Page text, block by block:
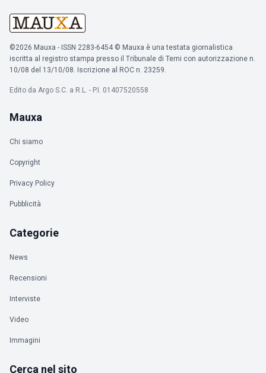
©2026 Mauxa - ISSN 2283-6454 © Mauxa è una testata giornalistica
iscritta al registro stampa presso il Tribunale di Terni con autorizzazione n.
10/08 del 13/10/08. Iscrizione al ROC n. 23259.
Edito da Argo S.C. a R.L. - P.I. 01407520558
Mauxa
Chi siamo
Copyright
Privacy Policy
Pubblicità
Categorie
News
Recensioni
Interviste
Video
Immagini
Cerca nel sito